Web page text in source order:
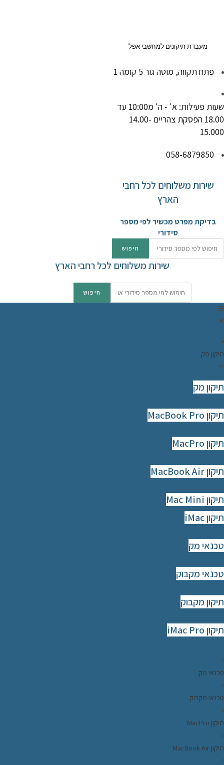
מעבדת תיקונים למחשבי אפל
פתח תקווה, מוטה גור 5 קומה 1
שעות פעילות: א' - ה' מ10:00 עד
18.00 הפסקת צהריים 14.00-
15.000
058-6879850
שירות משלוחים לכל רחבי
הארץ
בדיקת מפרט מכשיר לפי מספר
סידורי
שירות משלוחים לכל רחבי הארץ
תיקון מק
תיקון מק
תיקון MacBook Pro
תיקון MacPro
תיקון MacBook Air
תיקון Mac Mini
תיקון iMac
טכנאי מק
טכנאי מקבוק
תיקון מקבוק
תיקון iMac Pro
טכנאי מק
טכנאי מקבוק
תיקון MacPro
תיקון MacBook Air